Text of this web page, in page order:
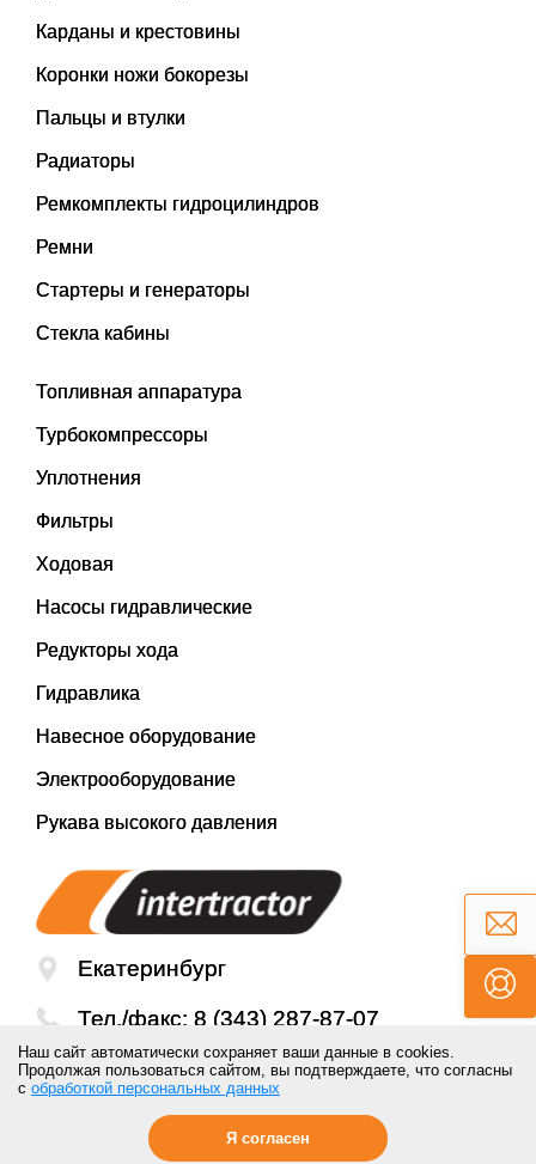
Карданы и крестовины
Коронки ножи бокорезы
Пальцы и втулки
Радиаторы
Ремкомплекты гидроцилиндров
Ремни
Стартеры и генераторы
Стекла кабины
Топливная аппаратура
Турбокомпрессоры
Уплотнения
Фильтры
Ходовая
Насосы гидравлические
Редукторы хода
Гидравлика
Навесное оборудование
Электрооборудование
Рукава высокого давления
Екатеринбург
Тел./факс: 8 (343) 287-87-07
Email:mail@inter-tractor.ru
Наш сайт автоматически сохраняет ваши данные в cookies.
Продолжая пользоваться сайтом, вы подтверждаете, что согласны
с обработкой персональных данных
Я согласен